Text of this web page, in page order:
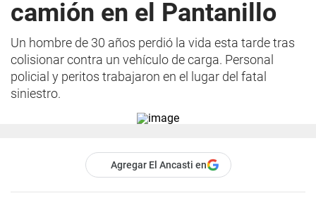
camión en el Pantanillo
Un hombre de 30 años perdió la vida esta tarde tras
colisionar contra un vehículo de carga. Personal
policial y peritos trabajaron en el lugar del fatal
siniestro.
Agregar El Ancasti en